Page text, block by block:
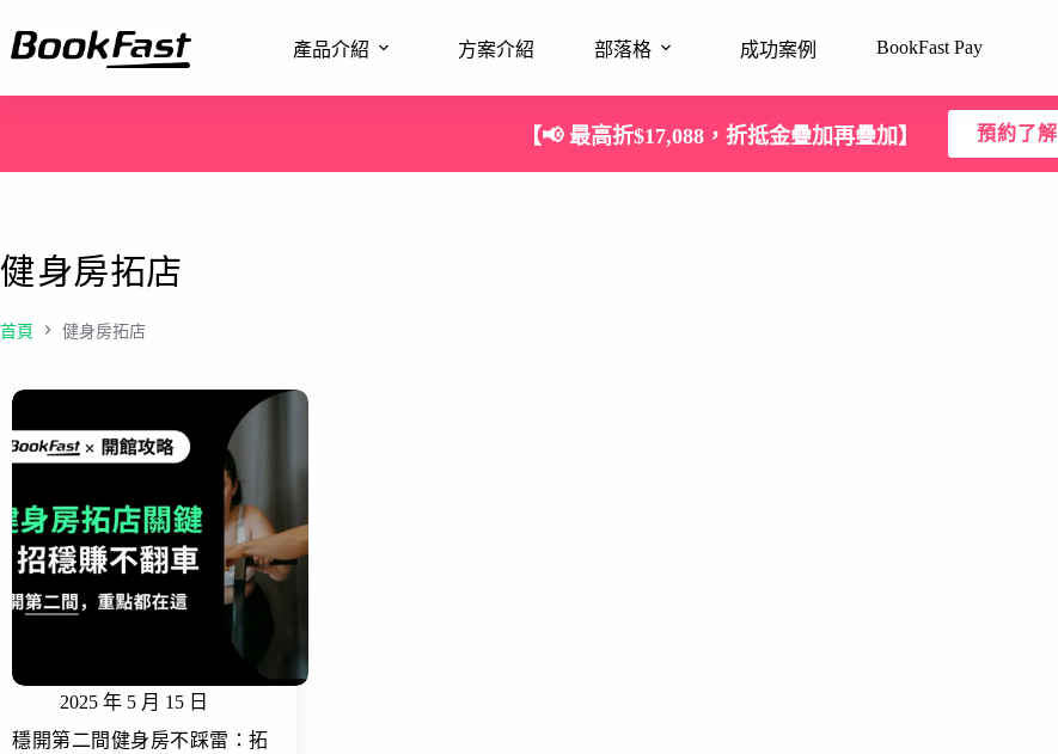
產品介紹 方案介紹 部落格 成功案例 BookFast Pay
【📢 最高折$17,088，折抵金疊加再疊加】 預約了解
健身房拓店
首頁 健身房拓店
2025 年 5 月 15 日
穩開第二間健身房不踩雷：拓